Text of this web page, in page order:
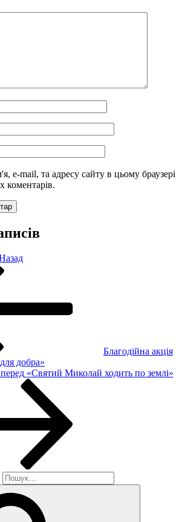
e-mail, та адресу сайту в цьому браузері
коментарів.
Благодійна акція
добра»
«Святий Миколай ходить по землі»